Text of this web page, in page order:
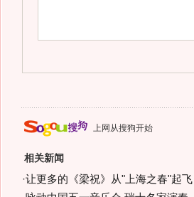
上网从搜狗开始
相关新闻
·让更多的《梁祝》从"上海之春"起飞